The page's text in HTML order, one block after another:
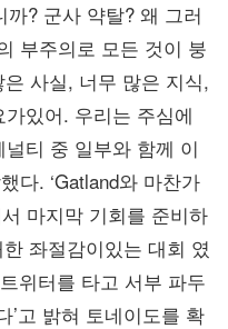
? 군사 약탈? 왜 그러
부주의로 모든 것이 붕
사실, 너무 많은 지식,
있어. 우리는 주심에
티 중 일부와 함께 이
다. ‘Gatland와 마찬가
마지막 기회를 준비하
좌절감이있는 대회 였
위터를 타고 서부 파두
’고 밝혀 토네이도를 확